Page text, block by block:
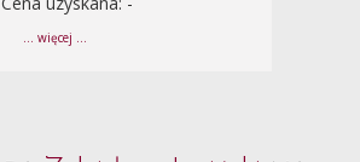
... więcej ...